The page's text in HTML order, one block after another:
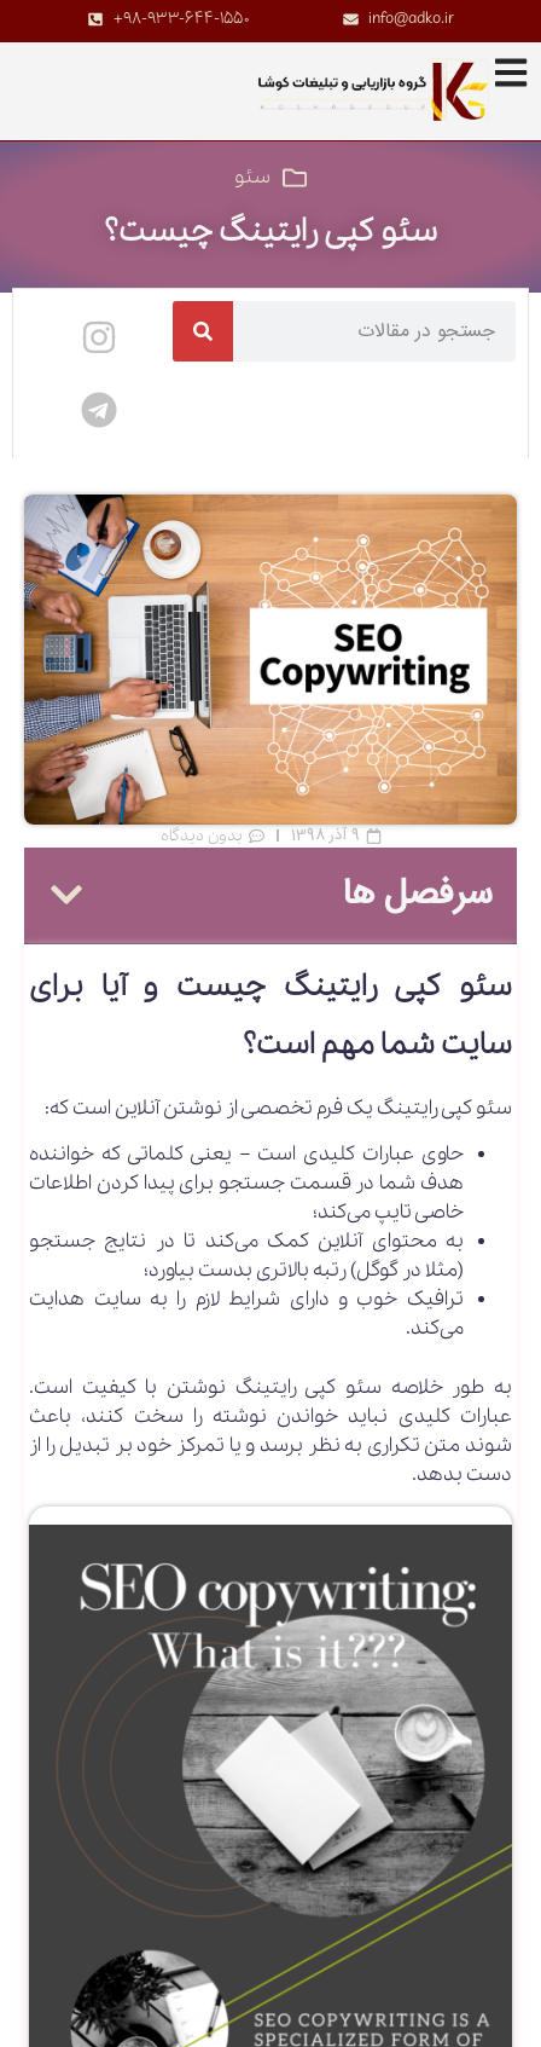
info@adko.ir
+98-933-644-1550
سئو
سئو کپی رایتینگ چیست؟
9 آذر 1398 بدون دیدگاه
سرفصل ها
سئو کپی رایتینگ چیست و آیا برای
سایت شما مهم است؟
سئو کپی رایتینگ یک فرم تخصصی از نوشتن آنلاین است که:
حاوی عبارات کلیدی است – یعنی کلماتی که خواننده
هدف شما در قسمت جستجو برای پیدا کردن اطلاعات
خاصی تایپ می‌کند؛
به محتوای آنلاین کمک می‌کند تا در نتایج جستجو
(مثلا در گوگل) رتبه بالاتری بدست بیاورد؛
ترافیک خوب و دارای شرایط لازم را به سایت هدایت
می‌کند.
به طور خلاصه سئو کپی رایتینگ نوشتن با کیفیت است.
عبارات کلیدی نباید خواندن نوشته را سخت کنند، باعث
شوند متن تکراری به نظر برسد و یا تمرکز خود بر تبدیل را از
دست بدهد.